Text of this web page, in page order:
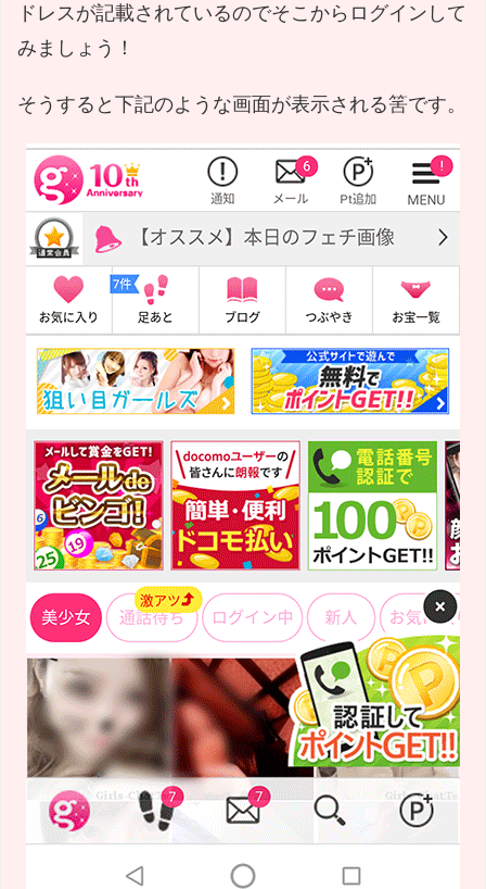
ドレスが記載されているのでそこからログインして
みましょう！
そうすると下記のような画面が表示される筈です。